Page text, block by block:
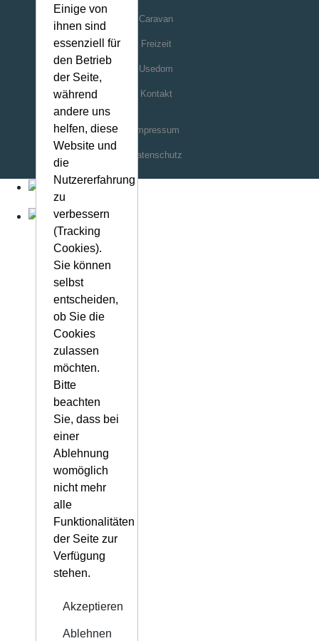
Caravan
Freizeit
Usedom
Kontakt
Impressum
Datenschutz
Einige von
ihnen sind
essenziell für
den Betrieb
der Seite,
während
andere uns
helfen, diese
Website und
die
Nutzererfahrung
zu
verbessern
(Tracking
Cookies).
Sie können
selbst
entscheiden,
ob Sie die
Cookies
zulassen
möchten.
Bitte
beachten
Sie, dass bei
einer
Ablehnung
womöglich
nicht mehr
alle
Funktionalitäten
der Seite zur
Verfügung
stehen.
Akzeptieren
Ablehnen